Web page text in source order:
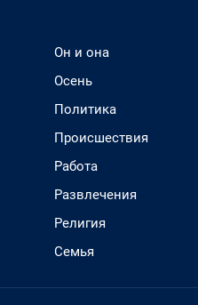
Он и она
Осень
Политика
Происшествия
Работа
Развлечения
Религия
Семья